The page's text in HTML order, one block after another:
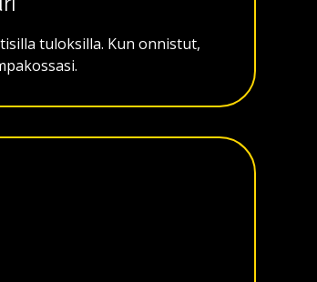
tuloksilla. Kun onnistut,